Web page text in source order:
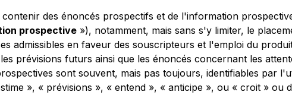
des énoncés prospectifs et de l'information
prospective »), notamment, mais sans s'y limiter, le
admissibles en faveur des souscripteurs et l'emploi du
prévisions futurs ainsi que les énoncés concernant les
sont souvent, mais pas toujours, identifiables par
», « prévisions », « entend », « anticipe », ou « croit » ou